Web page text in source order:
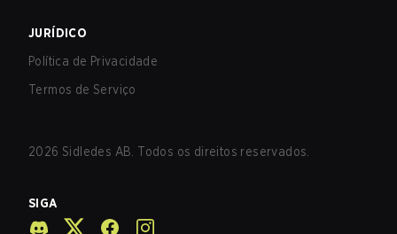
JURÍDICO
Política de Privacidade
Termos de Serviço
2026 Sidledes AB. Todos os direitos reservados.
SIGA